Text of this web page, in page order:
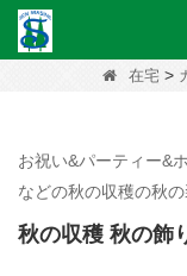
在宅 >
お祝い&パーティー&
などの秋の収穫の秋
秋の収穫 秋の飾